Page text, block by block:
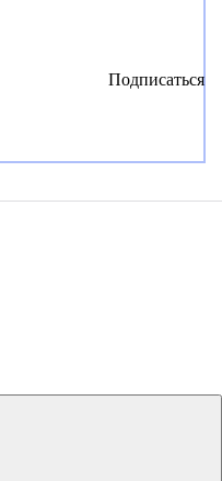
Подписаться